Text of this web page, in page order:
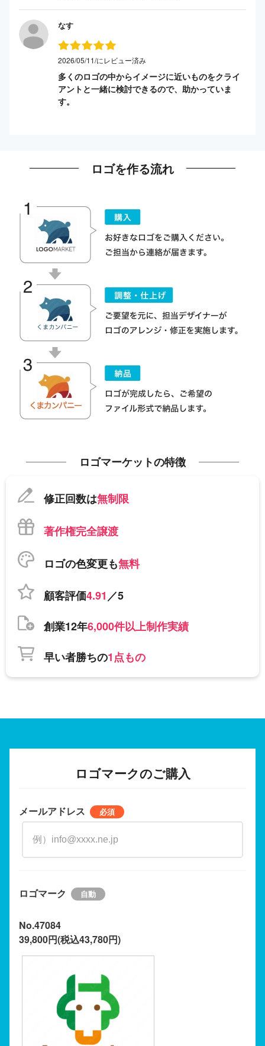
なす
2026/05/11/にレビュー済み
多くのロゴの中からイメージに近いものをクライ
アントと一緒に検討できるので、助かっていま
す。
ロゴを作る流れ
ロゴマーケットの特徴
修正回数は無制限
著作権完全譲渡
ロゴの色変更も無料
顧客評価4.91／5
創業12年6,000件以上制作実績
早い者勝ちの1点もの
ロゴマークのご購入
メールアドレス
ロゴマーク
No.47084
39,800円(税込43,780円)